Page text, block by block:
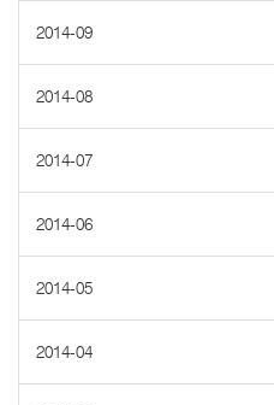
2014-09
2014-08
2014-07
2014-06
2014-05
2014-04